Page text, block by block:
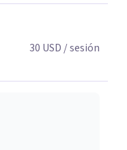
espacio seguro,
pueda
sus recursos
30 USD / sesión